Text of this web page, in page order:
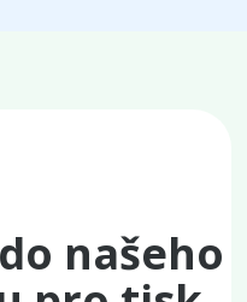
našeho